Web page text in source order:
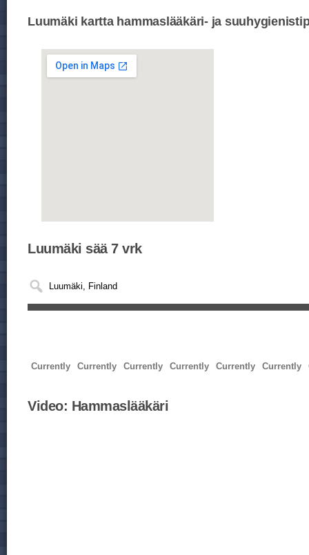
Luumäki kartta hammaslääkäri- ja
Luumäki sää 7 vrk
Currently Currently Currently Currently Currently Currently
Video: Hammaslääkäri